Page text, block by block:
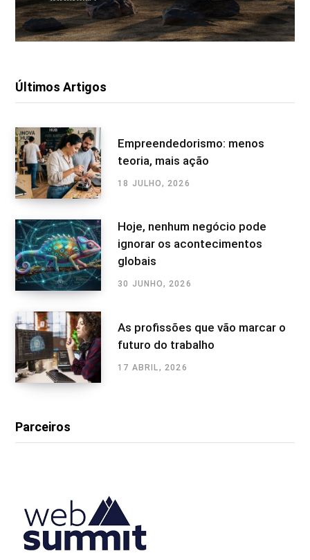
Últimos Artigos
Empreendedorismo: menos
teoria, mais ação
18 JULHO, 2026
Hoje, nenhum negócio pode
ignorar os acontecimentos
globais
30 JUNHO, 2026
As profissões que vão marcar o
futuro do trabalho
17 ABRIL, 2026
Parceiros